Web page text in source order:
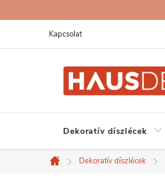
a
Kapcsolat
Dekoratív díszlécek
Kezdőlap
Dekoratív díszlécek